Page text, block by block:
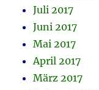
Juli 2017
Juni 2017
Mai 2017
April 2017
März 2017